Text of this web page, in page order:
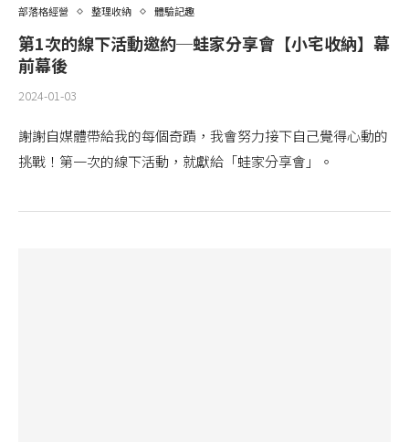
部落格經營 整理收納 體驗記趣
第1次的線下活動邀約─蛙家分享會【小宅收納】幕
前幕後
2024-01-03
謝謝自媒體帶給我的每個奇蹟，我會努力接下自己覺得心動的
挑戰！第一次的線下活動，就獻給「蛙家分享會」。